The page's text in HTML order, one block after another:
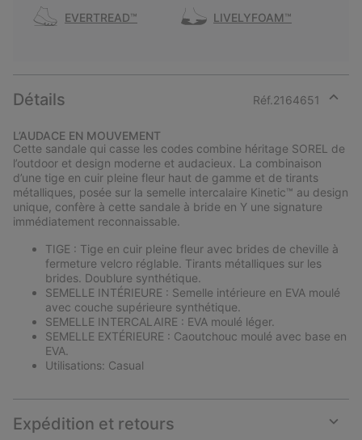
EVERTREAD™ LIVELYFOAM™
Détails Réf. 2164651
section
L’AUDACE EN MOUVEMENT
Cette sandale qui casse les codes combine héritage SOREL de
l’outdoor et design moderne et audacieux. La combinaison
d’une tige en cuir pleine fleur haut de gamme et de tirants
métalliques, posée sur la semelle intercalaire Kinetic™ au design
unique, confère à cette sandale à bride en Y une signature
immédiatement reconnaissable.
TIGE : Tige en cuir pleine fleur avec brides de cheville à
fermeture velcro réglable. Tirants métalliques sur les
brides. Doublure synthétique.
SEMELLE INTÉRIEURE : Semelle intérieure en EVA moulé
avec couche supérieure synthétique.
SEMELLE INTERCALAIRE : EVA moulé léger.
SEMELLE EXTÉRIEURE : Caoutchouc moulé avec base en
EVA.
Utilisations: Casual
Expédition et retours